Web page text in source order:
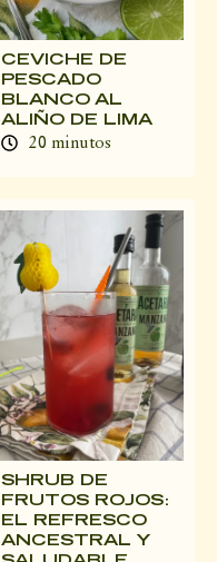
CEVICHE DE
PESCADO
BLANCO AL
ALIÑO DE LIMA
20 minutos
SHRUB DE
FRUTOS ROJOS:
EL REFRESCO
ANCESTRAL Y